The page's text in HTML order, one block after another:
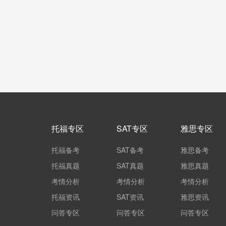
托福专区
托福备考
托福真题
考情分析
托福资讯
问答专区
SAT专区
SAT备考
SAT真题
考情分析
SAT资讯
问答专区
雅思专区
雅思备考
雅思真题
考情分析
雅思资讯
问答专区